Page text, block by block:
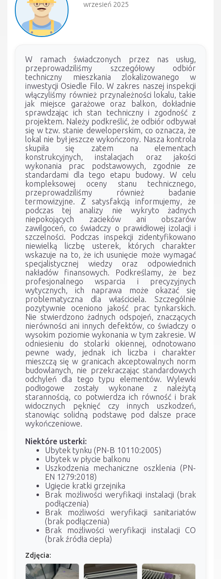
wrzesień 2025
W ramach świadczonych przez nas usług,
przeprowadziliśmy szczegółowy odbiór
techniczny mieszkania zlokalizowanego w
inwestycji Osiedle Filo. W zakres naszej inspekcji
włączyliśmy również przynależności lokalu, takie
jak miejsce garażowe oraz balkon, dokładnie
sprawdzając ich stan techniczny i zgodność z
projektem. Należy podkreślić, że odbiór odbywał
się w tzw. stanie deweloperskim, co oznacza, że
lokal nie był jeszcze wykończony. Nasza kontrola
skupiła się zatem na elementach
konstrukcyjnych, instalacjach oraz jakości
wykonania prac podstawowych, zgodnie ze
standardami dla tego etapu budowy. W celu
kompleksowej oceny stanu technicznego,
przeprowadziliśmy również badanie
termowizyjne. Z satysfakcją informujemy, że
podczas tej analizy nie wykryto żadnych
niepokojących zacieków ani obszarów
zawilgoceń, co świadczy o prawidłowej izolacji i
szczelności. Podczas inspekcji zidentyfikowano
niewielką liczbę usterek, których charakter
wskazuje na to, że ich usunięcie może wymagać
specjalistycznej wiedzy oraz odpowiednich
nakładów finansowych. Podkreślamy, że bez
profesjonalnego wsparcia i precyzyjnych
wytycznych, ich naprawa może okazać się
problematyczna dla właściciela. Szczególnie
pozytywnie oceniono jakość prac tynkarskich.
Nie stwierdzono żadnych odspojeń, znaczących
nierówności ani innych defektów, co świadczy o
wysokim poziomie wykonania w tym zakresie. W
odniesieniu do stolarki okiennej, odnotowano
pewne wady, jednak ich liczba i charakter
mieszczą się w granicach akceptowalnych norm
budowlanych, nie przekraczając standardowych
odchyleń dla tego typu elementów. Wylewki
podłogowe zostały wykonane z należytą
starannością, co potwierdza ich równość i brak
widocznych pęknięć czy innych uszkodzeń,
stanowiąc solidną podstawę pod dalsze prace
wykończeniowe.
Niektóre usterki:
Ubytek tynku (PN-B 10110:2005)
Ubytek w płycie balkonu
Uszkodzenia mechaniczne oszklenia (PN-
EN 1279:2018)
Ugięcie kratki grzejnika
Brak możliwości weryfikacji instalacji (brak
podłączenia)
Brak możliwości weryfikacji sanitariatów
(brak podłączenia)
Brak możliwości weryfikacji instalacji CO
(brak źródła ciepła)
Zdjęcia: